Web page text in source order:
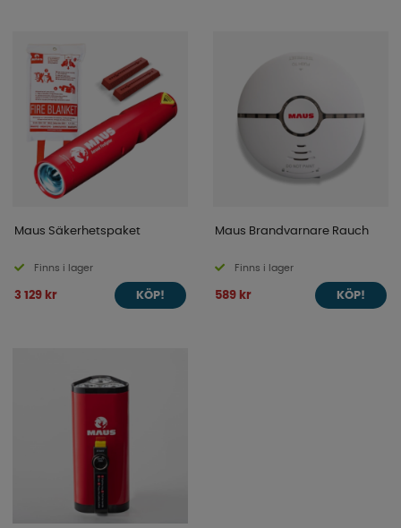
Maus Säkerhetspaket
Finns i lager
3 129 kr KÖP!
Maus Brandvarnare Rauch
Finns i lager
589 kr KÖP!